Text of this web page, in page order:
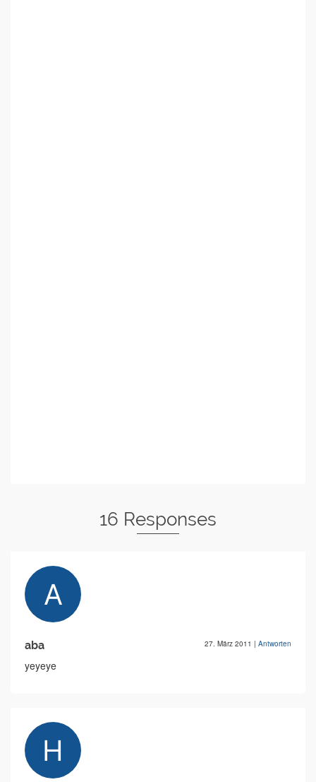
16 Responses
aba 27. März 2011 | Antworten
yeyeye